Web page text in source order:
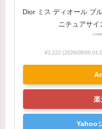
Dior ミス ディオール ブ
ニチュアサイ
¥2,222 (2026/08/06
楽
Yahoo